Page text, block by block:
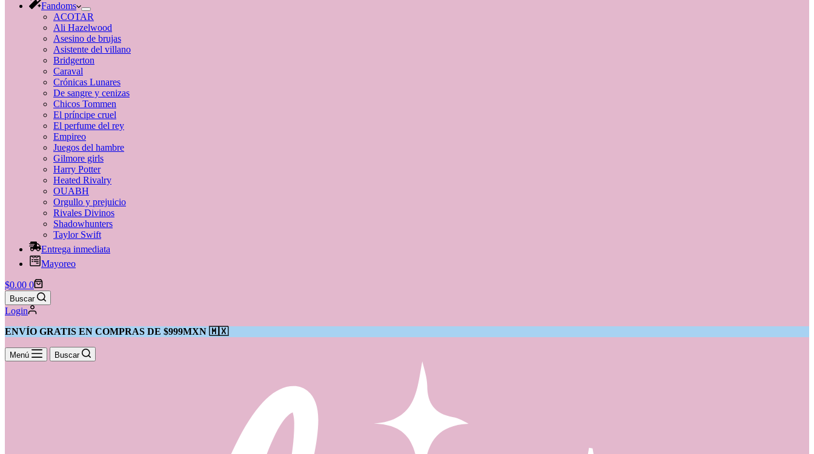
Fandoms
ACOTAR
Ali Hazelwood
Asesino de brujas
Asistente del villano
Bridgerton
Caraval
Crónicas Lunares
De sangre y cenizas
Chicos Tommen
El príncipe cruel
El perfume del rey
Empireo
Juegos del hambre
Gilmore girls
Harry Potter
Heated Rivalry
OUABH
Orgullo y prejuicio
Rivales Divinos
Shadowhunters
Taylor Swift
Entrega inmediata
Mayoreo
Shopping
cart
$0.00 0
Buscar
Login
ENVÍO GRATIS EN COMPRAS DE $999MXN 🇲🇽
Menú Buscar